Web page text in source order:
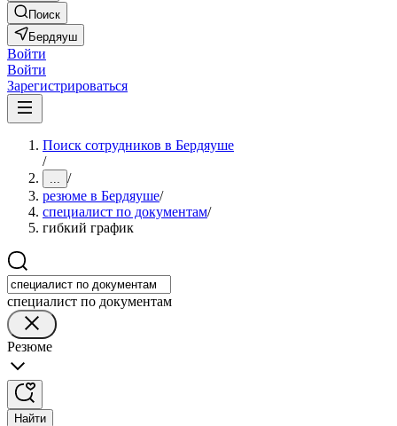
Поиск
Бердяуш
Войти
Войти
Зарегистрироваться
Поиск сотрудников в Бердяуше
/
... /
резюме в Бердяуше/
специалист по документам/
гибкий график
специалист по документам
Резюме
Найти